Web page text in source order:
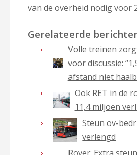
van de overheid nodig voor
Gerelateerde
Volle treinen
voor discussie:
afstand niet
Ook RET in de
11,4 miljoen
Steun ov-
verlengd